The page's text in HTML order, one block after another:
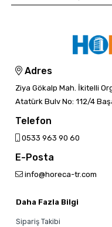
Adres
Ziya Gökalp Mah. İkitelli
Atatürk Bulv No: 112/4
Telefon
0533 963 90 60
E-Posta
info@horeca-tr.com
Daha Fazla Bilgi
Sipariş Takibi